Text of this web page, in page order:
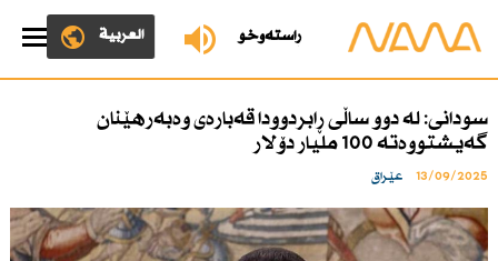
ڕاستەوخۆ العربية
سودانی‌: لە دوو ساڵی ڕابردوودا قەبارەی وەبەرهێنان
گەیشتووەتە 100 ملیار دۆلار
13/09/2025 عێراق